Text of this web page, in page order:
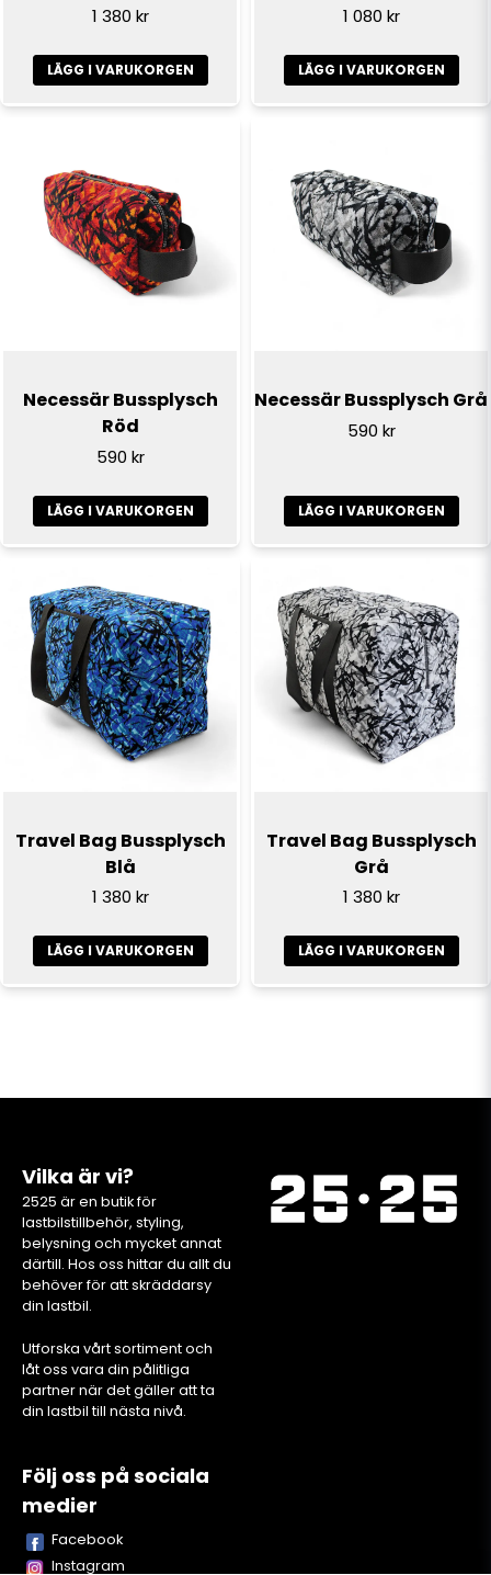
Skicka fråga
1 380 kr
LÄGG I VARUKORGEN
1 080 kr
LÄGG I VARUKORGEN
Necessär Bussplysch
Röd
590 kr
LÄGG I VARUKORGEN
Necessär Bussplysch Grå
590 kr
LÄGG I VARUKORGEN
Travel Bag Bussplysch
Blå
1 380 kr
LÄGG I VARUKORGEN
Travel Bag Bussplysch
Grå
1 380 kr
LÄGG I VARUKORGEN
Vilka är vi?
2525 är en butik för
lastbilstillbehör, styling,
belysning och mycket annat
därtill. Hos oss hittar du allt du
behöver för att skräddarsy
din lastbil.
Utforska vårt sortiment och
låt oss vara din pålitliga
partner när det gäller att ta
din lastbil till nästa nivå.
Följ oss på sociala
medier
Facebook
Instagram